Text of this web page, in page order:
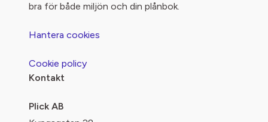
bra för både miljön och din plånbok.
Hantera cookies
Cookie policy
Kontakt
Plick AB